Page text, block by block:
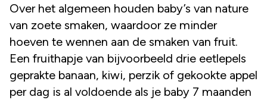
Over het algemeen houden baby’s van nature
van zoete smaken, waardoor ze minder
hoeven te wennen aan de smaken van fruit.
Een fruithapje van bijvoorbeeld drie eetlepels
geprakte banaan, kiwi, perzik of gekookte appel
per dag is al voldoende als je baby 7 maanden